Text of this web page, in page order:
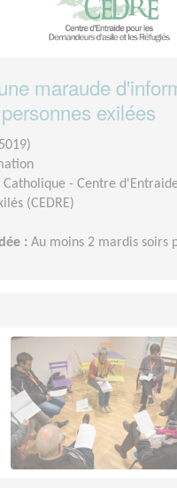
maraude
exilées
Catholique - Centre
(CEDRE)
: Au moins 2 mardis soirs